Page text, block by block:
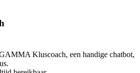
Kluscoach, een handige chatbot,